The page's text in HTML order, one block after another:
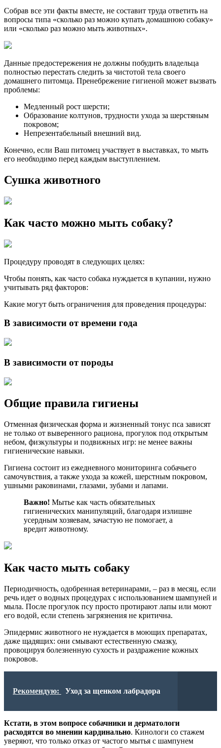
Собрав все эти факты вместе, не составит труда ответить на
вопросы типа «сколько раз можно купать домашнюю собаку»
или «сколько раз можно мыть животных».
Данные предостережения не должны побудить владельца
полностью перестать следить за чистотой тела своего
домашнего питомца. Пренебрежение гигиеной может вызвать
проблемы:
Медленный рост шерсти;
Образование колтунов, трудности ухода за шерстяным
покровом;
Непрезентабельный внешний вид.
Конечно, если Ваш питомец участвует в выставках, то мыть
его необходимо перед каждым выступлением.
Сушка животного
Как часто можно мыть собаку?
Процедуру проводят в следующих целях:
Чтобы понять, как часто собака нуждается в купании, нужно
учитывать ряд факторов:
Какие могут быть ограничения для проведения процедуры:
В зависимости от времени года
В зависимости от породы
Общие правила гигиены
Отменная физическая форма и жизненный тонус пса зависят
не только от выверенного рациона, прогулок под открытым
небом, физкультуры и подвижных игр: не менее важны
гигиенические навыки.
Гигиена состоит из ежедневного мониторинга собачьего
самочувствия, а также ухода за кожей, шерстным покровом,
ушными раковинами, глазами, зубами и лапами.
Важно! Мытье как часть обязательных
гигиенических манипуляций, благодаря излишне
усердным хозяевам, зачастую не помогает, а
вредит животному.
Как часто мыть собаку
Периодичность, одобренная ветеринарами, – раз в месяц, если
речь идет о водных процедурах с использованием шампуней и
мыла. После прогулок псу просто протирают лапы или моют
его водой, если степень загрязнения не критична.
Эпидермис животного не нуждается в моющих препаратах,
даже щадящих: они смывают естественную смазку,
провоцируя болезненную сухость и раздражение кожных
покровов.
Рекомендую: Уход за щенком лабрадора
Кстати, в этом вопросе собачники и дерматологи
расходятся во мнении кардинально. Кинологи со стажем
уверяют, что только отказ от частого мытья с шампунем